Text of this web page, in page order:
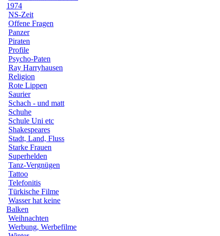
1974
NS-Zeit
Offene Fragen
Panzer
Piraten
Profile
Psycho-Paten
Ray Harryhausen
Religion
Rote Lippen
Saurier
Schach - und matt
Schuhe
Schule Uni etc
Shakespeares
Stadt, Land, Fluss
Starke Frauen
Superhelden
Tanz-Vergnügen
Tattoo
Telefonitis
Türkische Filme
Wasser hat keine
Balken
Weihnachten
Werbung, Werbefilme